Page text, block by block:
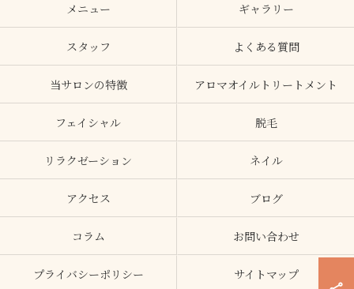
メニュー ギャラリー
スタッフ よくある質問
当サロンの特徴 アロマオイルトリートメント
フェイシャル 脱毛
リラクゼーション ネイル
アクセス ブログ
コラム お問い合わせ
プライバシーポリシー サイトマップ